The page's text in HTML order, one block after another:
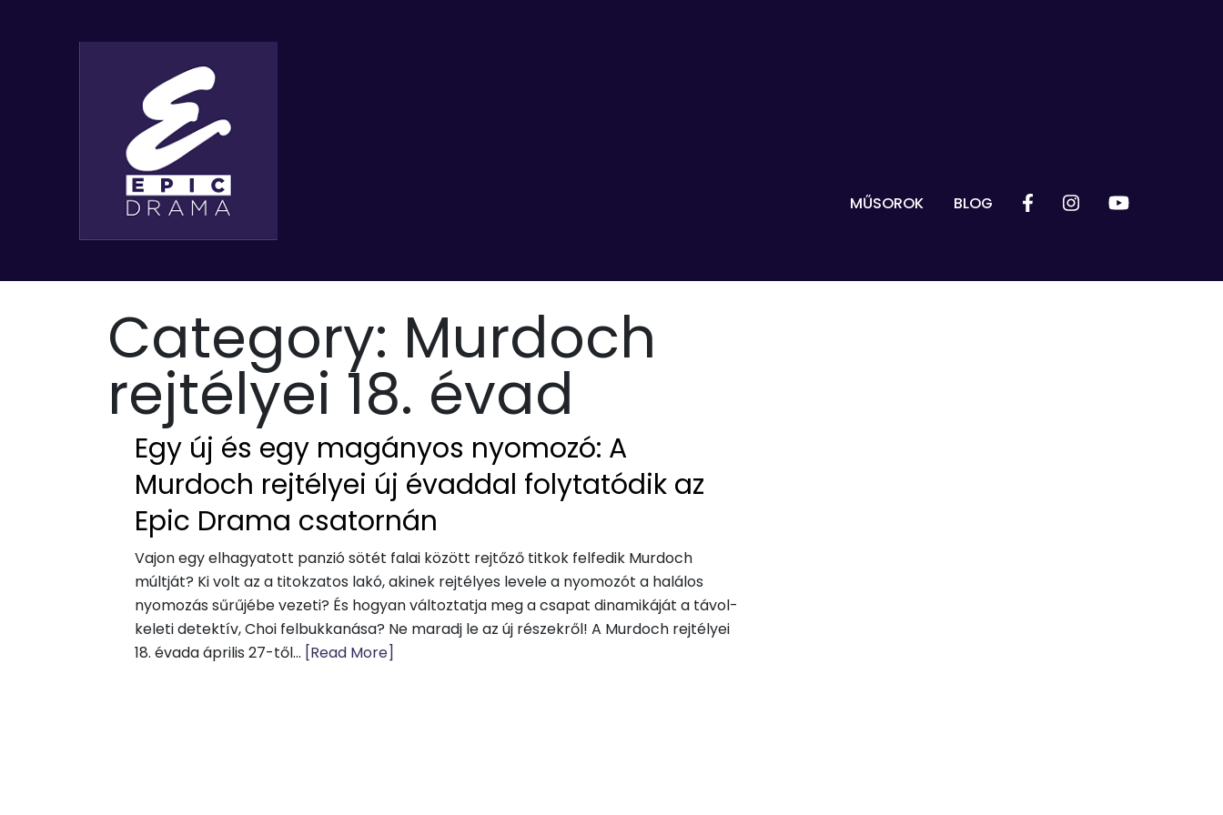
MŰSOROK BLOG
Category: Murdoch
rejtélyei 18. évad
Egy új és egy magányos nyomozó: A
Murdoch rejtélyei új évaddal folytatódik az
Epic Drama csatornán
Vajon egy elhagyatott panzió sötét falai között rejtőző titkok felfedik Murdoch
múltját? Ki volt az a titokzatos lakó, akinek rejtélyes levele a nyomozót a halálos
nyomozás sűrűjébe vezeti? És hogyan változtatja meg a csapat dinamikáját a távol-
keleti detektív, Choi felbukkanása? Ne maradj le az új részekről! A Murdoch rejtélyei
18. évada április 27-től... [Read More]